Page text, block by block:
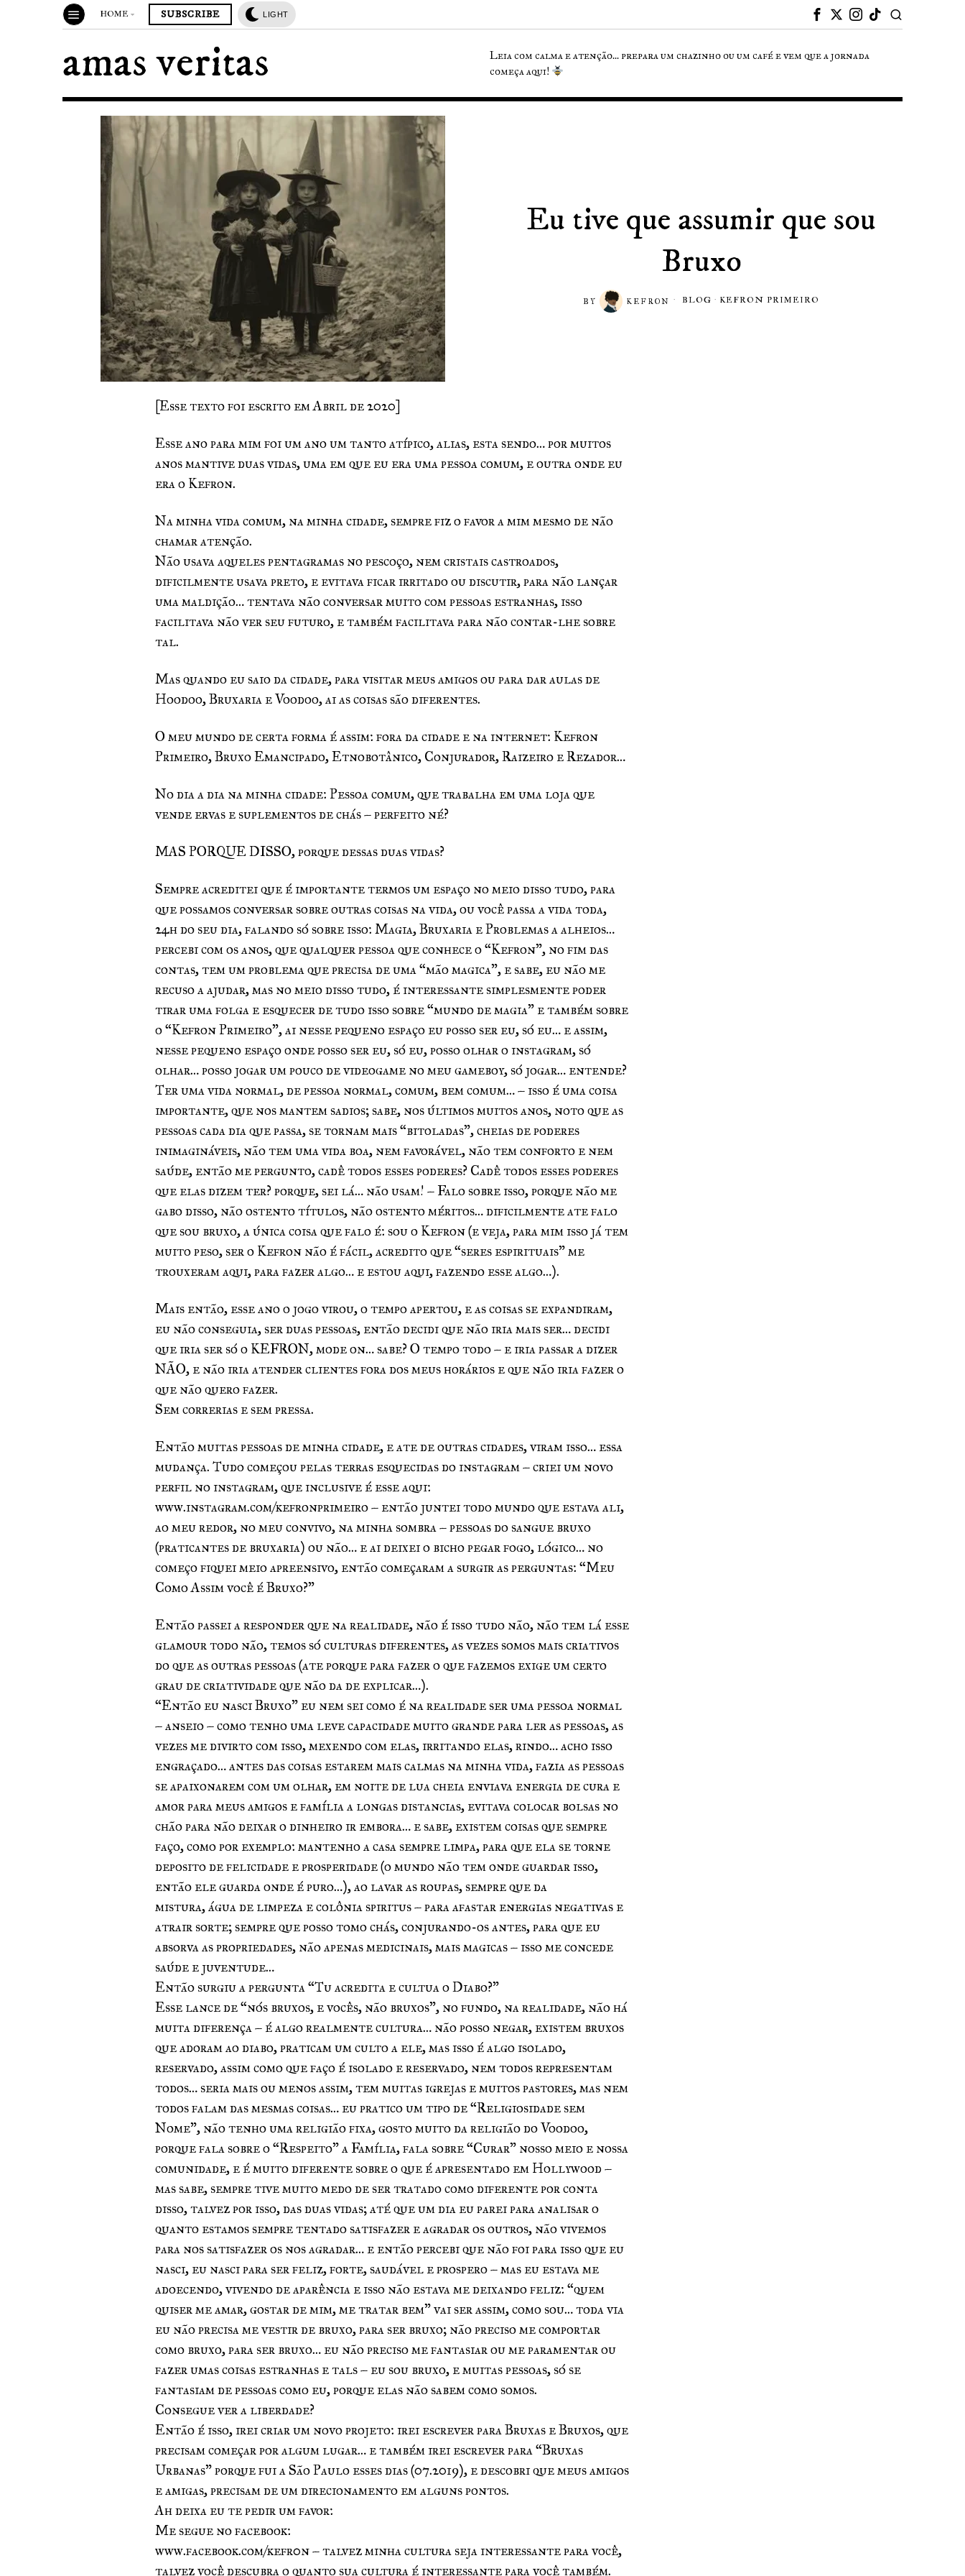
HOME SUBSCRIBE LIGHT
amas veritas
Leia com calma e atenção... prepara um chazinho ou um café e vem que a jornada
começa aqui!
Eu tive que assumir que sou
Bruxo
BY KEFRON BLOG · KEFRON PRIMEIRO
[Esse texto foi escrito em Abril de 2020]
Esse ano para mim foi um ano um tanto atípico, alias, esta sendo… por muitos
anos mantive duas vidas, uma em que eu era uma pessoa comum, e outra onde eu
era o Kefron.
Na minha vida comum, na minha cidade, sempre fiz o favor a mim mesmo de não
chamar atenção.
Não usava aqueles pentagramas no pescoço, nem cristais castroados,
dificilmente usava preto, e evitava ficar irritado ou discutir, para não lançar
uma maldição… tentava não conversar muito com pessoas estranhas, isso
facilitava não ver seu futuro, e também facilitava para não contar-lhe sobre
tal.
Mas quando eu saio da cidade, para visitar meus amigos ou para dar aulas de
Hoodoo, Bruxaria e Voodoo, ai as coisas são diferentes.
O meu mundo de certa forma é assim: fora da cidade e na internet: Kefron
Primeiro, Bruxo Emancipado, Etnobotânico, Conjurador, Raizeiro e Rezador…
No dia a dia na minha cidade: Pessoa comum, que trabalha em uma loja que
vende ervas e suplementos de chás – perfeito né?
MAS PORQUE DISSO, porque dessas duas vidas?
Sempre acreditei que é importante termos um espaço no meio disso tudo, para
que possamos conversar sobre outras coisas na vida, ou você passa a vida toda,
24h do seu dia, falando só sobre isso: Magia, Bruxaria e Problemas a alheios…
percebi com os anos, que qualquer pessoa que conhece o “Kefron”, no fim das
contas, tem um problema que precisa de uma “mão magica”, e sabe, eu não me
recuso a ajudar, mas no meio disso tudo, é interessante simplesmente poder
tirar uma folga e esquecer de tudo isso sobre “mundo de magia” e também sobre
o “Kefron Primeiro”, ai nesse pequeno espaço eu posso ser eu, só eu… e assim,
nesse pequeno espaço onde posso ser eu, só eu, posso olhar o instagram, só
olhar… posso jogar um pouco de videogame no meu gameboy, só jogar… entende?
Ter uma vida normal, de pessoa normal, comum, bem comum… – isso é uma coisa
importante, que nos mantem sadios; sabe, nos últimos muitos anos, noto que as
pessoas cada dia que passa, se tornam mais “bitoladas”, cheias de poderes
inimagináveis, não tem uma vida boa, nem favorável, não tem conforto e nem
saúde, então me pergunto, cadê todos esses poderes? Cadê todos esses poderes
que elas dizem ter? porque, sei lá… não usam! – Falo sobre isso, porque não me
gabo disso, não ostento títulos, não ostento méritos… dificilmente ate falo
que sou bruxo, a única coisa que falo é: sou o Kefron (e veja, para mim isso já tem
muito peso, ser o Kefron não é fácil, acredito que “seres espirituais” me
trouxeram aqui, para fazer algo… e estou aqui, fazendo esse algo…).
Mais então, esse ano o jogo virou, o tempo apertou, e as coisas se expandiram,
eu não conseguia, ser duas pessoas, então decidi que não iria mais ser… decidi
que iria ser só o KEFRON, mode on… sabe? O tempo todo – e iria passar a dizer
NÃO, e não iria atender clientes fora dos meus horários e que não iria fazer o
que não quero fazer.
Sem correrias e sem pressa.
Então muitas pessoas de minha cidade, e ate de outras cidades, viram isso… essa
mudança. Tudo começou pelas terras esquecidas do instagram – criei um novo
perfil no instagram, que inclusive é esse aqui:
www.instagram.com/kefronprimeiro – então juntei todo mundo que estava ali,
ao meu redor, no meu convivo, na minha sombra – pessoas do sangue bruxo
(praticantes de bruxaria) ou não… e ai deixei o bicho pegar fogo, lógico… no
começo fiquei meio apreensivo, então começaram a surgir as perguntas: “Meu
Como Assim você é Bruxo?”
Então passei a responder que na realidade, não é isso tudo não, não tem lá esse
glamour todo não, temos só culturas diferentes, as vezes somos mais criativos
do que as outras pessoas (ate porque para fazer o que fazemos exige um certo
grau de criatividade que não da de explicar…).
“Então eu nasci Bruxo” eu nem sei como é na realidade ser uma pessoa normal
– anseio – como tenho uma leve capacidade muito grande para ler as pessoas, as
vezes me divirto com isso, mexendo com elas, irritando elas, rindo… acho isso
engraçado… antes das coisas estarem mais calmas na minha vida, fazia as pessoas
se apaixonarem com um olhar, em noite de lua cheia enviava energia de cura e
amor para meus amigos e família a longas distancias, evitava colocar bolsas no
chão para não deixar o dinheiro ir embora… e sabe, existem coisas que sempre
faço, como por exemplo: mantenho a casa sempre limpa, para que ela se torne
deposito de felicidade e prosperidade (o mundo não tem onde guardar isso,
então ele guarda onde é puro…), ao lavar as roupas, sempre que da
mistura, água de limpeza e colônia spiritus – para afastar energias negativas e
atrair sorte; sempre que posso tomo chás, conjurando-os antes, para que eu
absorva as propriedades, não apenas medicinais, mais magicas – isso me concede
saúde e juventude…
Então surgiu a pergunta “Tu acredita e cultua o Diabo?”
Esse lance de “nós bruxos, e vocês, não bruxos”, no fundo, na realidade, não há
muita diferença – é algo realmente cultura… não posso negar, existem bruxos
que adoram ao diabo, praticam um culto a ele, mas isso é algo isolado,
reservado, assim como que faço é isolado e reservado, nem todos representam
todos… seria mais ou menos assim, tem muitas igrejas e muitos pastores, mas nem
todos falam das mesmas coisas… eu pratico um tipo de “Religiosidade sem
Nome”, não tenho uma religião fixa, gosto muito da religião do Voodoo,
porque fala sobre o “Respeito” a Família, fala sobre “Curar” nosso meio e nossa
comunidade, e é muito diferente sobre o que é apresentado em Hollywood –
mas sabe, sempre tive muito medo de ser tratado como diferente por conta
disso, talvez por isso, das duas vidas; até que um dia eu parei para analisar o
quanto estamos sempre tentado satisfazer e agradar os outros, não vivemos
para nos satisfazer os nos agradar… e então percebi que não foi para isso que eu
nasci, eu nasci para ser feliz, forte, saudável e prospero – mas eu estava me
adoecendo, vivendo de aparência e isso não estava me deixando feliz: “quem
quiser me amar, gostar de mim, me tratar bem” vai ser assim, como sou… toda via
eu não precisa me vestir de bruxo, para ser bruxo; não preciso me comportar
como bruxo, para ser bruxo… eu não preciso me fantasiar ou me paramentar ou
fazer umas coisas estranhas e tals – eu sou bruxo, e muitas pessoas, só se
fantasiam de pessoas como eu, porque elas não sabem como somos.
Consegue ver a liberdade?
Então é isso, irei criar um novo projeto: irei escrever para Bruxas e Bruxos, que
precisam começar por algum lugar… e também irei escrever para “Bruxas
Urbanas” porque fui a São Paulo esses dias (07.2019), e descobri que meus amigos
e amigas, precisam de um direcionamento em alguns pontos.
Ah deixa eu te pedir um favor:
Me segue no facebook:
www.facebook.com/kefr0n – talvez minha cultura seja interessante para você,
talvez você descubra o quanto sua cultura é interessante para você também.